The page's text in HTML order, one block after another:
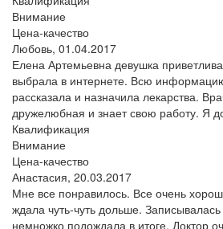
Внимание
Цена-качество
Любовь, 01.04.2017
Елена Артемьевна девушка
выбрала в интернете. Всю
рассказала и назначила лекарства.
дружелюбная и знает свою работу. Я
Квалификация
Внимание
Цена-качество
Анастасия, 20.03.2017
Мне все понравилось. Все очень
ждала чуть-чуть дольше.
немножко подождала в итоге. Доктор